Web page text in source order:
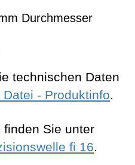
Durchmesser
technischen Daten
Datei - Produktinfo.
Sie unter
fi 16.